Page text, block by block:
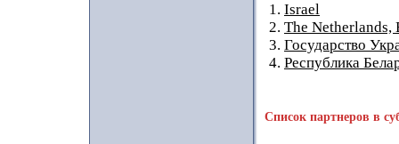
1. Israel
2. The
3. Государство
4. Республика
Список партнеров в